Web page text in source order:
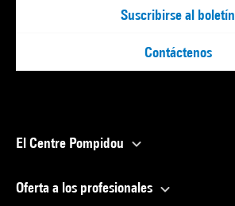
Suscribirse al boletín
Contáctenos
El Centre Pompidou
Oferta a los profesionales